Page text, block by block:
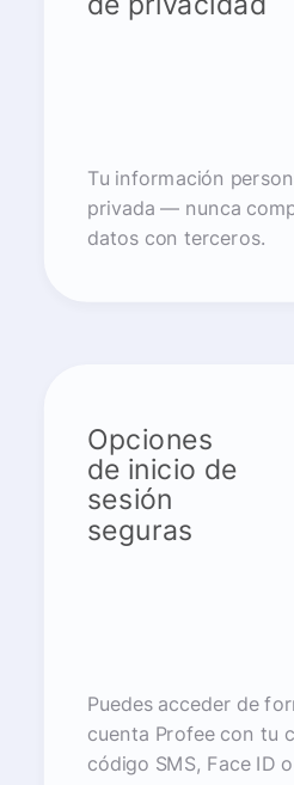
Tu información
privada — nunca
datos con terceros.
Opciones
de inicio de
sesión
seguras
Puedes acceder de
cuenta Profee con tu
código SMS, Face ID